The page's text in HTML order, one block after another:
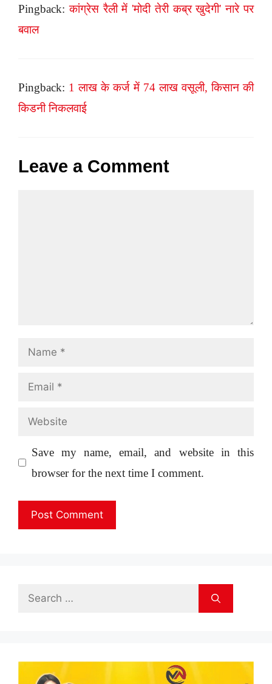
Pingback:कांग्रेस रैली में 'मोदी तेरी कब्र खुदेगी' नारे पर
बवाल
Pingback: 1 लाख के कर्ज में 74 लाख वसूली, किसान की
किडनी निकलवाई
Leave a Comment
Name
Email
Website
Save my name, email, and website in this
browser for the next time I comment.
Search